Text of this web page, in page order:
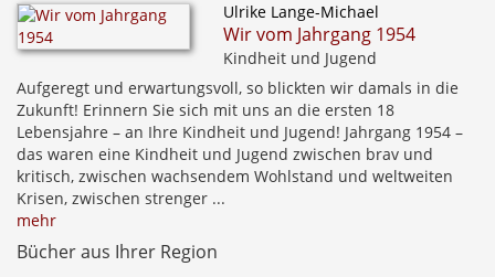
Ulrike Lange-Michael
Wir vom Jahrgang 1954
Kindheit und Jugend
Aufgeregt und erwartungsvoll, so blickten wir damals in die
Zukunft! Erinnern Sie sich mit uns an die ersten 18
Lebensjahre – an Ihre Kindheit und Jugend! Jahrgang 1954 –
das waren eine Kindheit und Jugend zwischen brav und
kritisch, zwischen wachsendem Wohlstand und weltweiten
Krisen, zwischen strenger ...
mehr
Bücher aus Ihrer Region